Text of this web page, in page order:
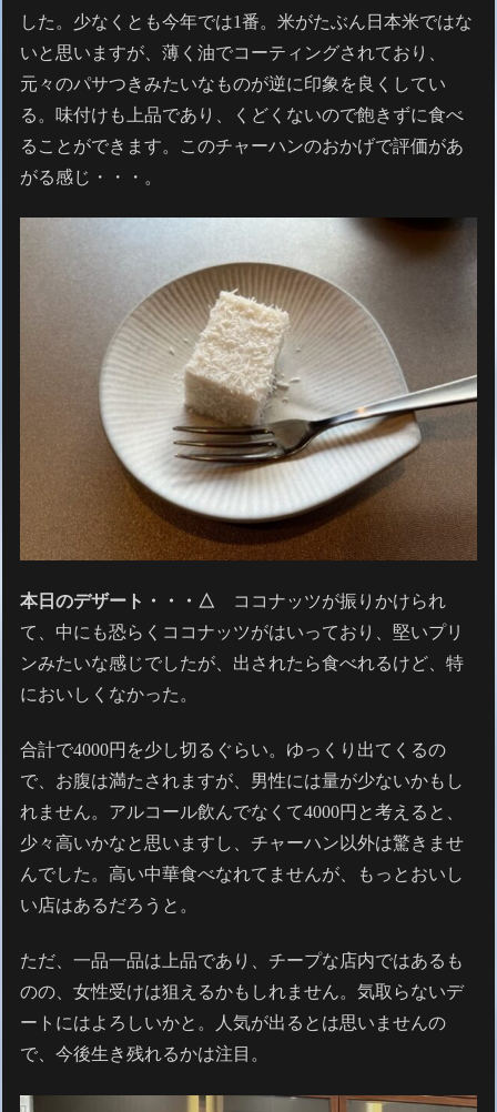
した。少なくとも今年では1番。米がたぶん日本米ではな
いと思いますが、薄く油でコーティングされており、
元々のパサつきみたいなものが逆に印象を良くしてい
る。味付けも上品であり、くどくないので飽きずに食べ
ることができます。このチャーハンのおかげで評価があ
がる感じ・・・。
本日のデザート・・・△ ココナッツが振りかけられ
て、中にも恐らくココナッツがはいっており、堅いプリ
ンみたいな感じでしたが、出されたら食べれるけど、特
においしくなかった。
合計で4000円を少し切るぐらい。ゆっくり出てくるの
で、お腹は満たされますが、男性には量が少ないかもし
れません。アルコール飲んでなくて4000円と考えると、
少々高いかなと思いますし、チャーハン以外は驚きませ
んでした。高い中華食べなれてませんが、もっとおいし
い店はあるだろうと。
ただ、一品一品は上品であり、チープな店内ではあるも
のの、女性受けは狙えるかもしれません。気取らないデ
ートにはよろしいかと。人気が出るとは思いませんの
で、今後生き残れるかは注目。